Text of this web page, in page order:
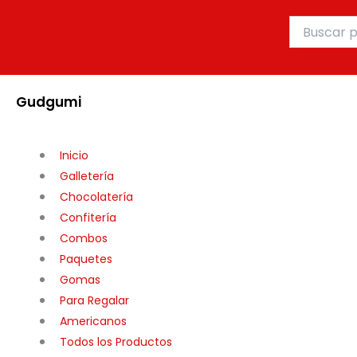
por:
Gudgumi
Inicio
Galletería
Chocolatería
Confitería
Combos
Paquetes
Gomas
Para Regalar
Americanos
Todos los Productos